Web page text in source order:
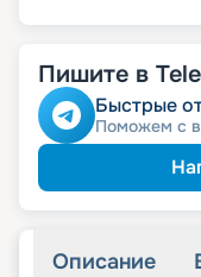
Пишите в
Быстрые
Поможем с
Описание